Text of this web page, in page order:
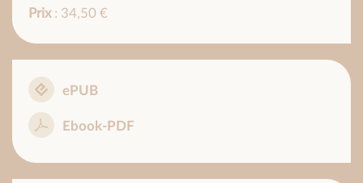
Prix: 34,50 €
ePUB
Ebook-PDF